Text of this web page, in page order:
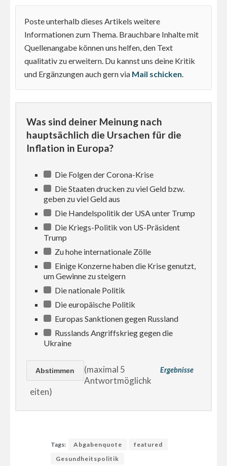
Poste unterhalb dieses Artikels weitere
Informationen zum Thema. Brauchbare Inhalte mit
Quellenangabe können uns helfen, den Text
qualitativ zu erweitern. Du kannst uns deine Kritik
und Ergänzungen auch gern via Mail schicken.
Was sind deiner Meinung nach
hauptsächlich die Ursachen für die
Inflation in Europa?
Die Folgen der Corona-Krise
Die Staaten drucken zu viel Geld bzw.
geben zu viel Geld aus
Die Handelspolitik der USA unter Trump
Die Kriegs-Politik von US-Präsident
Trump
Zu hohe internationale Zölle
Einige Konzerne haben die Krise genutzt,
um Gewinne zu steigern
Die nationale Politik
Die europäische Politik
Europas Sanktionen gegen Russland
Russlands Angriffskrieg gegen die
Ukraine
Ergebnisse
(maximal 5
Antwortmöglichk
eiten)
Tags: Abgabenquote
featured
Gesundheitspolitik